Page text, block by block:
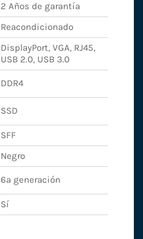
2 Años de garantía
Reacondicionado
DisplayPort, VGA, RJ45,
USB 2.0, USB 3.0
DDR4
SSD
SFF
Negro
6ª generación
Sí